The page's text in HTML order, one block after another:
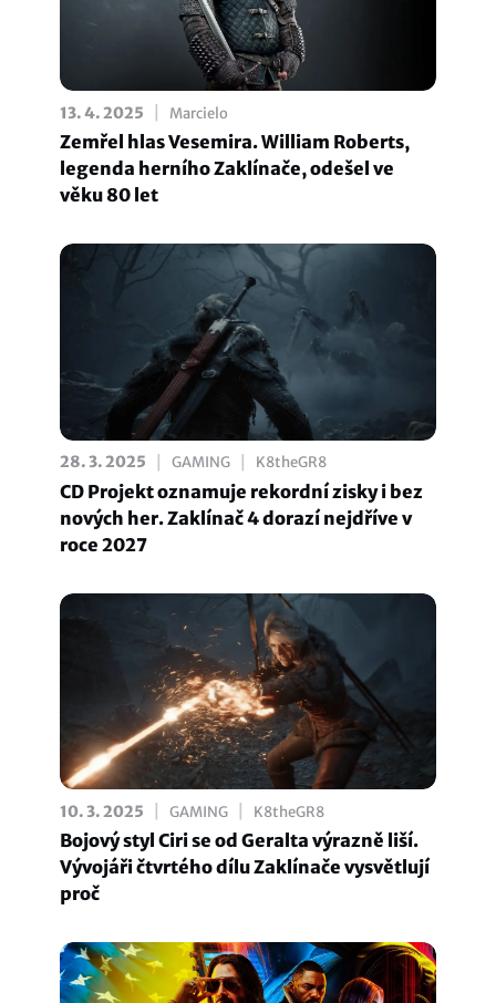
13. 4. 2025 Marcielo
Zemřel hlas Vesemira. William Roberts,
legenda herního Zaklínače, odešel ve
věku 80 let
28. 3. 2025 GAMING K8theGR8
CD Projekt oznamuje rekordní zisky i bez
nových her. Zaklínač 4 dorazí nejdříve v
roce 2027
10. 3. 2025 GAMING K8theGR8
Bojový styl Ciri se od Geralta výrazně liší.
Vývojáři čtvrtého dílu Zaklínače vysvětlují
proč